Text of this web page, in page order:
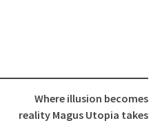
Where illusion becomes
reality Magus Utopia takes